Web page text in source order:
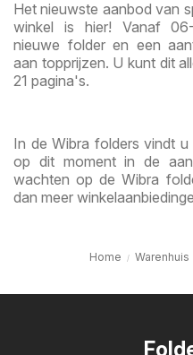
Het nieuwste aanbod van
winkel is hier! Vanaf
nieuwe folder en een
aan topprijzen. U kunt dit
21 pagina's.
In de Wibra folders vindt
op dit moment in de
wachten op de Wibra
dan meer
Home Warenhuis